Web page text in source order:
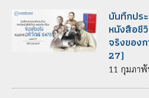
บันทึกปร
หนังสือชี
จริงของ
27)
11 กุมภาพั